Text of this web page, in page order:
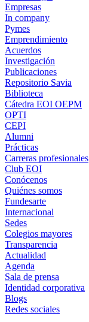
Empresas
In company
Pymes
Emprendimiento
Acuerdos
Investigación
Publicaciones
Repositorio Savia
Biblioteca
Cátedra EOI OEPM
OPTI
CEPI
Alumni
Prácticas
Carreras profesionales
Club EOI
Conócenos
Quiénes somos
Fundesarte
Internacional
Sedes
Colegios mayores
Transparencia
Actualidad
Agenda
Sala de prensa
Identidad corporativa
Blogs
Redes sociales